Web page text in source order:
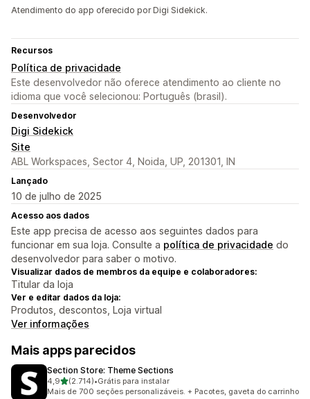
Atendimento do app oferecido por Digi Sidekick.
Recursos
Política de privacidade
Este desenvolvedor não oferece atendimento ao cliente no
idioma que você selecionou: Português (brasil).
Desenvolvedor
Digi Sidekick
Site
ABL Workspaces, Sector 4, Noida, UP, 201301, IN
Lançado
10 de julho de 2025
Acesso aos dados
Este app precisa de acesso aos seguintes dados para
funcionar em sua loja. Consulte a política de privacidade do
desenvolvedor para saber o motivo.
Visualizar dados de membros da equipe e colaboradores:
Titular da loja
Ver e editar dados da loja:
Produtos, descontos, Loja virtual
Ver informações
Mais apps parecidos
Section Store: Theme Sections
4,9de 5 estrelas
(2.714)
2714 avaliações ao todo
•Grátis para instalar
Mais de 700 seções personalizáveis. + Pacotes, gaveta do carrinho